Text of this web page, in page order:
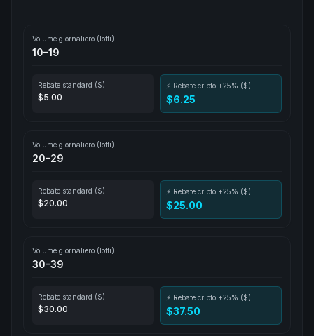
Volume giornaliero (lotti)
10–19
Rebate standard ($)
$5.00
⚡ Rebate cripto +25% ($)
$6.25
Volume giornaliero (lotti)
20–29
Rebate standard ($)
$20.00
⚡ Rebate cripto +25% ($)
$25.00
Volume giornaliero (lotti)
30–39
Rebate standard ($)
$30.00
⚡ Rebate cripto +25% ($)
$37.50